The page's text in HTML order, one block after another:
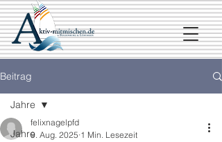
Beitrag
Jahre
Jahre
felixnagelpfd
9. Aug. 2025 1 Min. Lesezeit